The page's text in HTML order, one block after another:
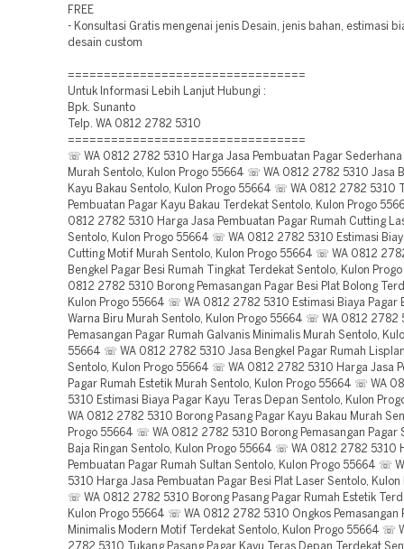
FREE
- Konsultasi Gratis mengenai jenis Desain, jenis bahan, estimasi
desain custom
=================================
Untuk Informasi Lebih Lanjut Hubungi :
Bpk. Sunanto
Telp. WA 0812 2782 5310
=================================
☏ WA 0812 2782 5310 Harga Jasa Pembuatan Pagar Sederhana
Murah Sentolo, Kulon Progo 55664 ☏ WA 0812 2782 5310 Jasa
Kayu Bakau Sentolo, Kulon Progo 55664 ☏ WA 0812 2782 5310
Pembuatan Pagar Kayu Bakau Terdekat Sentolo, Kulon Progo
0812 2782 5310 Harga Jasa Pembuatan Pagar Rumah Cutting
Sentolo, Kulon Progo 55664 ☏ WA 0812 2782 5310 Estimasi
Cutting Motif Murah Sentolo, Kulon Progo 55664 ☏ WA 0812
Bengkel Pagar Besi Rumah Tingkat Terdekat Sentolo, Kulon
0812 2782 5310 Borong Pemasangan Pagar Besi Plat Bolong
Kulon Progo 55664 ☏ WA 0812 2782 5310 Estimasi Biaya Pagar
Warna Biru Murah Sentolo, Kulon Progo 55664 ☏ WA 0812 2782
Pemasangan Pagar Rumah Galvanis Minimalis Murah Sentolo,
55664 ☏ WA 0812 2782 5310 Jasa Bengkel Pagar Rumah
Sentolo, Kulon Progo 55664 ☏ WA 0812 2782 5310 Harga Jasa
Pagar Rumah Estetik Murah Sentolo, Kulon Progo 55664 ☏ WA
5310 Estimasi Biaya Pagar Kayu Teras Depan Sentolo, Kulon
WA 0812 2782 5310 Borong Pasang Pagar Kayu Bakau Murah
Progo 55664 ☏ WA 0812 2782 5310 Borong Pemasangan Pagar
Baja Ringan Sentolo, Kulon Progo 55664 ☏ WA 0812 2782 5310
Pembuatan Pagar Rumah Sultan Sentolo, Kulon Progo 55664 ☏
5310 Harga Jasa Pembuatan Pagar Besi Plat Laser Sentolo,
☏ WA 0812 2782 5310 Borong Pasang Pagar Rumah Estetik
Kulon Progo 55664 ☏ WA 0812 2782 5310 Ongkos Pemasangan
Minimalis Modern Motif Terdekat Sentolo, Kulon Progo 55664 ☏
2782 5310 Tukang Pasang Pagar Kayu Teras Depan Terdekat